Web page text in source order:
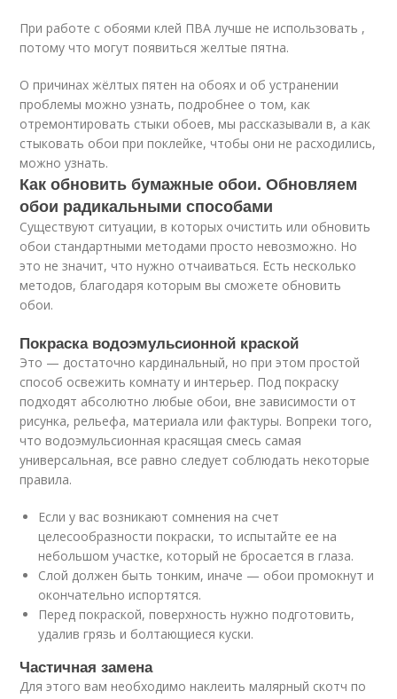
При работе с обоями клей ПВА лучше не использовать ,
потому что могут появиться желтые пятна.
О причинах жёлтых пятен на обоях и об устранении
проблемы можно узнать, подробнее о том, как
отремонтировать стыки обоев, мы рассказывали в, а как
стыковать обои при поклейке, чтобы они не расходились,
можно узнать.
Как обновить бумажные обои. Обновляем
обои радикальными способами
Существуют ситуации, в которых очистить или обновить
обои стандартными методами просто невозможно. Но
это не значит, что нужно отчаиваться. Есть несколько
методов, благодаря которым вы сможете обновить
обои.
Покраска водоэмульсионной краской
Это — достаточно кардинальный, но при этом простой
способ освежить комнату и интерьер. Под покраску
подходят абсолютно любые обои, вне зависимости от
рисунка, рельефа, материала или фактуры. Вопреки того,
что водоэмульсионная красящая смесь самая
универсальная, все равно следует соблюдать некоторые
правила.
Если у вас возникают сомнения на счет
целесообразности покраски, то испытайте ее на
небольшом участке, который не бросается в глаза.
Слой должен быть тонким, иначе — обои промокнут и
окончательно испортятся.
Перед покраской, поверхность нужно подготовить,
удалив грязь и болтающиеся куски.
Частичная замена
Для этого вам необходимо наклеить малярный скотч по